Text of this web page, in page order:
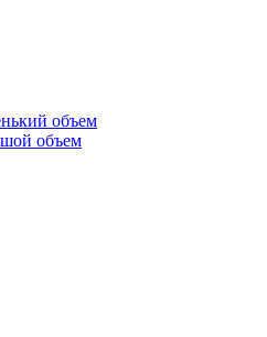
объем
объем